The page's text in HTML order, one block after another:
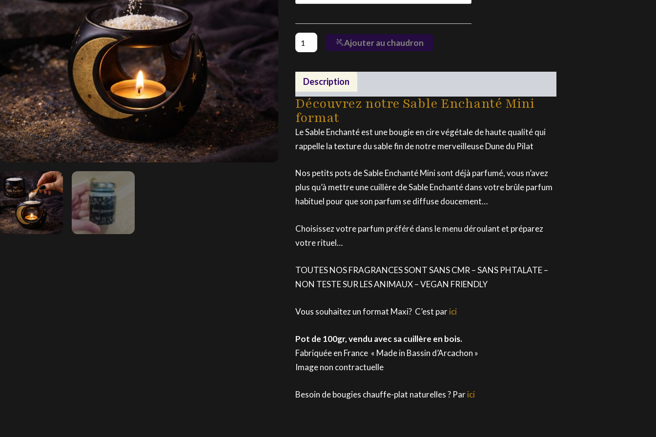
Enchanté
Ajouter au chaudron
Description
Découvrez notre Sable Enchanté Mini
format
Le Sable Enchanté est une bougie en cire végétale de haute qualité qui
rappelle la texture du sable fin de notre merveilleuse Dune du Pilat
Nos petits pots de Sable Enchanté Mini sont déjà parfumé, vous n’avez
plus qu’à mettre une cuillère de Sable Enchanté dans votre brûle parfum
habituel pour que son parfum se diffuse doucement…
Choisissez votre parfum préféré dans le menu déroulant et préparez
votre rituel…
TOUTES NOS FRAGRANCES SONT SANS CMR – SANS PHTALATE –
NON TESTE SUR LES ANIMAUX – VEGAN FRIENDLY
Vous souhaitez un format Maxi? C’est parici
Pot de 100gr, vendu avec sa cuillère en bois.
Fabriquée en France « Made in Bassin d’Arcachon »
Image non contractuelle
Besoin de bougies chauffe-plat naturelles ? Parici